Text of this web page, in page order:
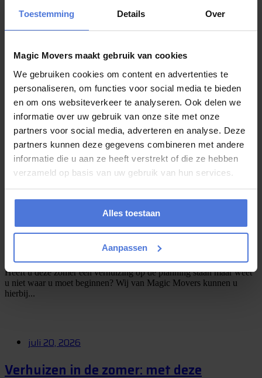
Toestemming Details Over
Magic Movers maakt gebruik van cookies
We gebruiken cookies om content en advertenties te
personaliseren, om functies voor social media te bieden
en om ons websiteverkeer te analyseren. Ook delen we
informatie over uw gebruik van onze site met onze
partners voor social media, adverteren en analyse. Deze
partners kunnen deze gegevens combineren met andere
informatie die u aan ze heeft verstrekt of die ze hebben
verzameld op basis van uw gebruik van hun services.
Alles toestaan
Aanpassen
meubels uit elkaar...
juli 27, 2026
Boek uw verhuizing in juli en maak kans
op een weekje Slagharen
Verhuizen is vaak een bijzonder moment. U krijgt de sleutel van een
nieuwe woning, begint aan een nieuwe periode of verhuist naar een
plek waar...
juli 24, 2026
Gaat u deze zomer verhuizen? Kies dan
voor Magic Movers!
Heeft u deze zomer een verhuizing op de planning staan maar weet
u niet waar u moet beginnen? Wij van Magic Movers kunnen u
hierbij...
juli 20, 2026
Verhuizen in de zomer: met deze